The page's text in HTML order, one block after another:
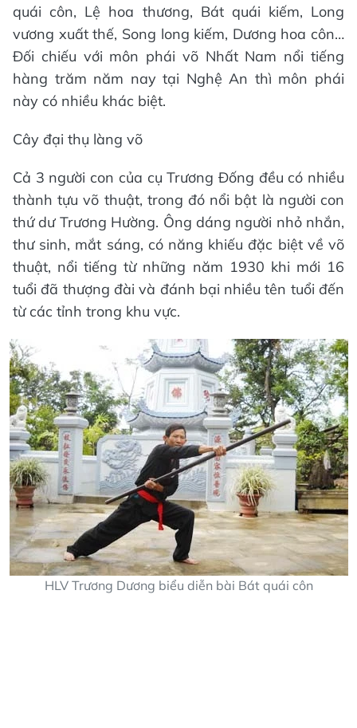
quái côn, Lệ hoa thương, Bát quái kiếm, Long
vương xuất thế, Song long kiếm, Dương hoa côn…
Đối chiếu với môn phái võ Nhất Nam nổi tiếng
hàng trăm năm nay tại Nghệ An thì môn phái
này có nhiều khác biệt.
Cây đại thụ làng võ
Cả 3 người con của cụ Trương Đống đều có nhiều
thành tựu võ thuật, trong đó nổi bật là người con
thứ dư Trương Hường. Ông dáng người nhỏ nhắn,
thư sinh, mắt sáng, có năng khiếu đặc biệt về võ
thuật, nổi tiếng từ những năm 1930 khi mới 16
tuổi đã thượng đài và đánh bại nhiều tên tuổi đến
từ các tỉnh trong khu vực.
HLV Trương Dương biểu diễn bài Bát quái côn